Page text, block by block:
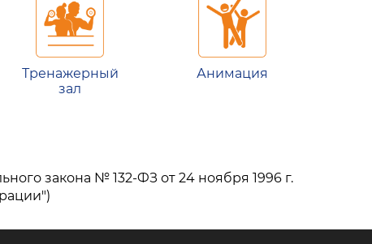
Тренажерный
зал
Анимация
закона № 132-ФЗ от 24 ноября 1996 г.